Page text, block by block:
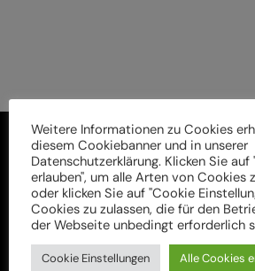
Weitere Informationen zu Cookies
diesem Cookiebanner und in unserer
Datenschutzerklärung. Klicken Sie auf
erlauben", um alle Arten von Cookies
oder klicken Sie auf "Cookie
Cookies zu zulassen, die für den
der Webseite unbedingt erforderlich
Cookie Einstellungen Alle Cookies